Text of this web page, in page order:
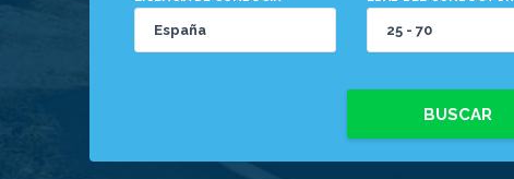
BUSCAR